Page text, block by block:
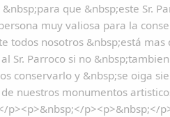
que &nbsp;este Sr.
muy valiosa para la
todos nosotros &nbsp;está
Sr. Parroco si no
conservarlo y &nbsp;se oiga
nuestros monumentos
p><p>&nbsp;</p><p>&nbsp;</